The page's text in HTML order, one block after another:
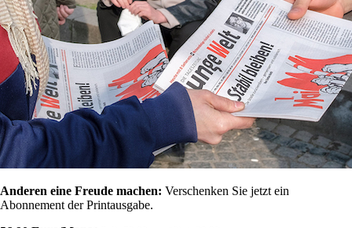
Anderen eine Freude machen: Verschenken Sie jetzt ein
Abonnement der Printausgabe.